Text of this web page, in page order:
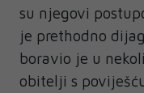
su njegovi
je prethodno
boravio je u
obitelji s